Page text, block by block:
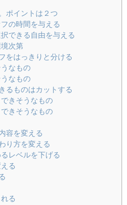
ポイントは２つ
の時間を与える
できる自由を与える
次第
をはっきりと分ける
なもの
なもの
るものはカットする
きそうなもの
きそうなもの
容を変える
り方を変える
レベルを下げる
る
る